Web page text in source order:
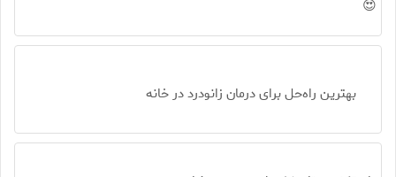
😍
بهترین راه‌حل برای درمان زانودرد در خانه